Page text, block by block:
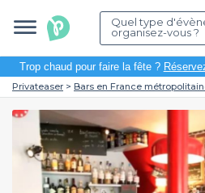
Quel type
organisez-vous ?
Trop chaud pour faire la fête ?
Privateaser Bars en France